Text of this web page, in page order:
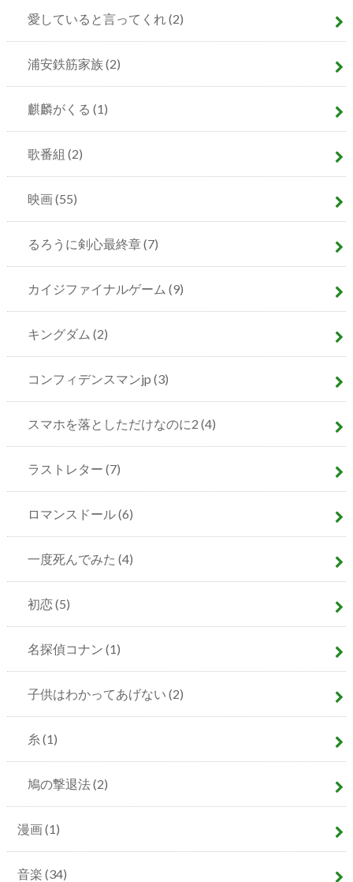
愛していると言ってくれ(2)
浦安鉄筋家族(2)
麒麟がくる (1)
歌番組 (2)
映画(55)
るろうに剣心最終章(7)
カイジファイナルゲーム (9)
キングダム (2)
コンフィデンスマンjp (3)
スマホを落としただけなのに2 (4)
ラストレター (7)
ロマンスドール(6)
一度死んでみた (4)
初恋(5)
名探偵コナン (1)
子供はわかってあげない (2)
糸 (1)
鳩の撃退法(2)
漫画(1)
音楽 (34)